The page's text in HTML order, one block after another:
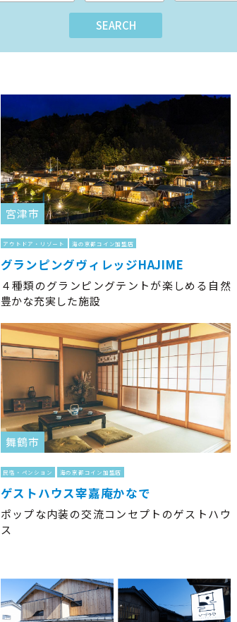
宮津市
アウトドア・リゾート 海の京都コイン加盟店
グランピングヴィレッジHAJIME
４種類のグランピングテントが楽しめる自然
豊かな充実した施設
舞鶴市
民宿・ペンション 海の京都コイン加盟店
ゲストハウス宰嘉庵かなで
ポップな内装の交流コンセプトのゲストハウ
ス